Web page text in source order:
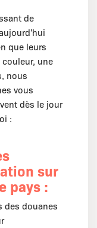
de
que leurs
une
nous
vous
dès le jour
:
sur
pays :
des douanes